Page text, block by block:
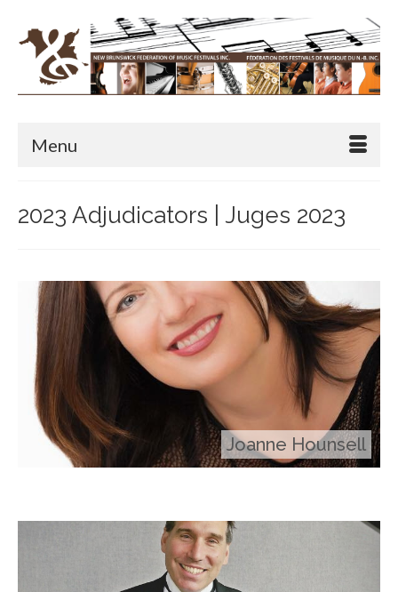
Menu
2023 Adjudicators | Juges 2023
Joanne Hounsell